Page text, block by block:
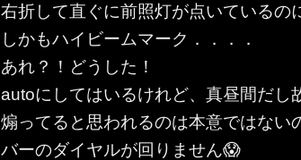
右折して直ぐに前照灯が点いているの
しかもハイビームマーク．．．．
あれ？！どうした！
autoにしてはいるけれど、真昼間だし
煽ってると思われるのは本意ではない
バーのダイヤルが回りません😱